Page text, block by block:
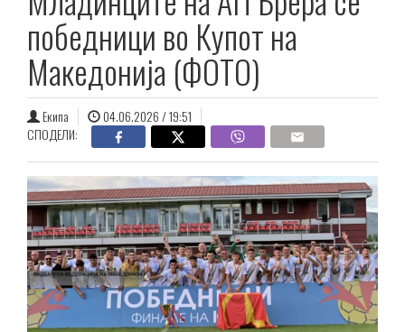
победници во Купот на
Македонија (ФОТО)
Екипа
04.06.2026 / 19:51
СПОДЕЛИ: